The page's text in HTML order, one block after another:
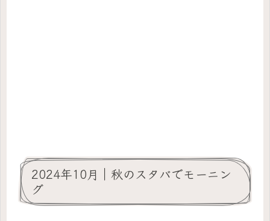
2024年10月｜秋のスタバでモーニン
グ